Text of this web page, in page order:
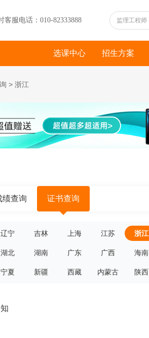
客服电话：010-82333888
选课中心 招生方案
> 浙江
绩查询 证书查询
辽宁 吉林 上海 江苏 浙江
湖北 湖南 广东 广西 海南
宁夏 新疆 西藏 内蒙古 陕西